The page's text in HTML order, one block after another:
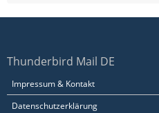
Thunderbird Mail DE
Impressum & Kontakt
Datenschutzerklärung